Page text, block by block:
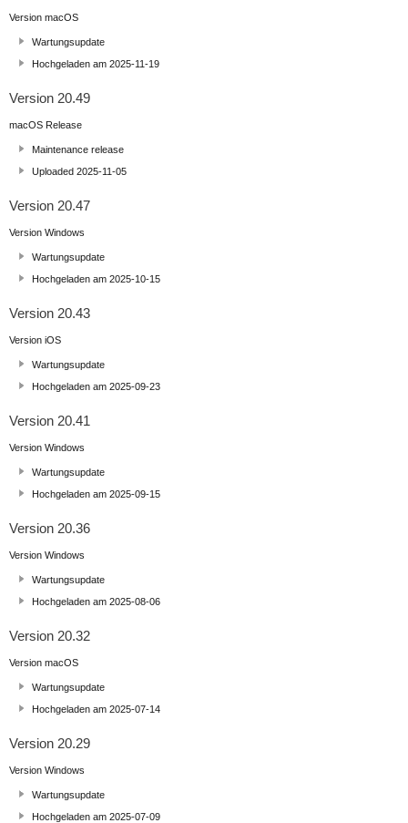
Version macOS
Wartungsupdate
Hochgeladen am 2025-11-19
Version 20.49
macOS Release
Maintenance release
Uploaded 2025-11-05
Version 20.47
Version Windows
Wartungsupdate
Hochgeladen am 2025-10-15
Version 20.43
Version iOS
Wartungsupdate
Hochgeladen am 2025-09-23
Version 20.41
Version Windows
Wartungsupdate
Hochgeladen am 2025-09-15
Version 20.36
Version Windows
Wartungsupdate
Hochgeladen am 2025-08-06
Version 20.32
Version macOS
Wartungsupdate
Hochgeladen am 2025-07-14
Version 20.29
Version Windows
Wartungsupdate
Hochgeladen am 2025-07-09